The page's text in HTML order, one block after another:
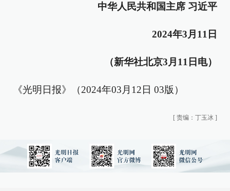
中华人民共和国主席 习近平
2024年3月11日
（新华社北京3月11日电）
《光明日报》（2024年03月12日 03版）
[ 责编：丁玉冰 ]